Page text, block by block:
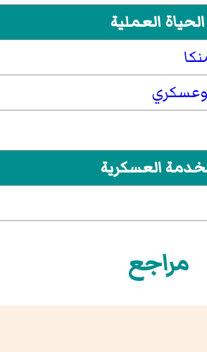
الحياة العملية
وعسكري
العسكرية
مراجع